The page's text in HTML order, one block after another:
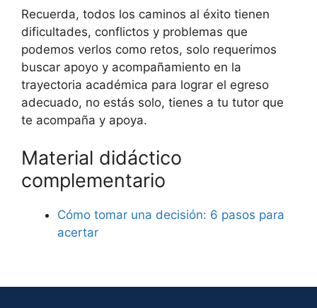
Recuerda, todos los caminos al éxito tienen
dificultades, conflictos y problemas que
podemos verlos como retos, solo requerimos
buscar apoyo y acompañamiento en la
trayectoria académica para lograr el egreso
adecuado, no estás solo, tienes a tu tutor que
te acompaña y apoya.
Material didáctico
complementario
Cómo tomar una decisión: 6 pasos para
acertar